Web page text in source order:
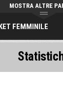
FEMMINILE
MOSTRA ALTRE